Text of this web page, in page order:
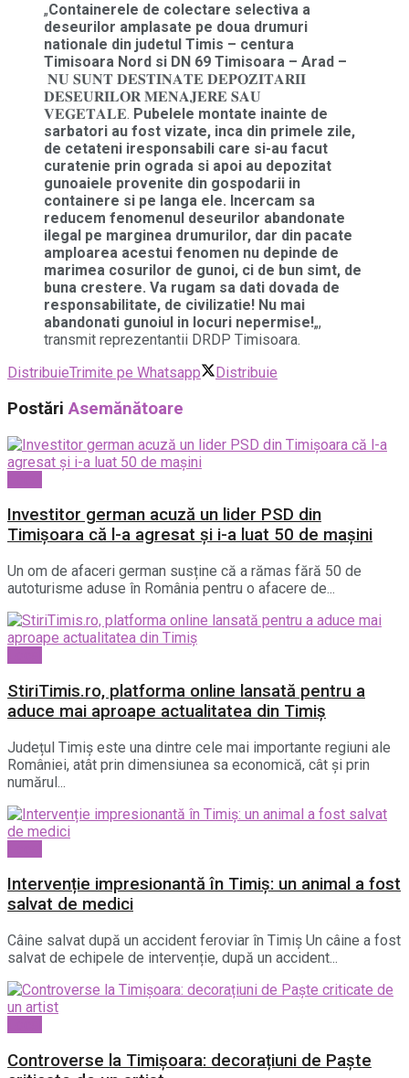
„Containerele de colectare selectiva a
deseurilor amplasate pe doua drumuri
nationale din judetul Timis – centura
Timisoara Nord si DN 69 Timisoara – Arad –
𝐍𝐔 𝐒𝐔𝐍𝐓 𝐃𝐄𝐒𝐓𝐈𝐍𝐀𝐓𝐄 𝐃𝐄𝐏𝐎𝐙𝐈𝐓𝐀𝐑𝐈𝐈
𝐃𝐄𝐒𝐄𝐔𝐑𝐈𝐋𝐎𝐑 𝐌𝐄𝐍𝐀𝐉𝐄𝐑𝐄 𝐒𝐀𝐔
𝐕𝐄𝐆𝐄𝐓𝐀𝐋𝐄. Pubelele montate inainte de
sarbatori au fost vizate, inca din primele zile,
de cetateni iresponsabili care si-au facut
curatenie prin ograda si apoi au depozitat
gunoaiele provenite din gospodarii in
containere si pe langa ele. Incercam sa
reducem fenomenul deseurilor abandonate
ilegal pe marginea drumurilor, dar din pacate
amploarea acestui fenomen nu depinde de
marimea cosurilor de gunoi, ci de bun simt, de
buna crestere. Va rugam sa dati dovada de
responsabilitate, de civilizatie! Nu mai
abandonati gunoiul in locuri nepermise!„,
transmit reprezentantii DRDP Timisoara.
DistribuieTrimite pe Whatsapp Distribuie
PostăriAsemănătoare
Investitor german acuză un lider PSD din
Timișoara că l-a agresat și i-a luat 50 de mașini
Un om de afaceri german susține că a rămas fără 50 de
autoturisme aduse în România pentru o afacere de...
StiriTimis.ro, platforma online lansată pentru a
aduce mai aproape actualitatea din Timiș
Județul Timiș este una dintre cele mai importante regiuni ale
României, atât prin dimensiunea sa economică, cât și prin
numărul...
Intervenție impresionantă în Timiș: un animal a fost
salvat de medici
Câine salvat după un accident feroviar în Timiș Un câine a fost
salvat de echipele de intervenție, după un accident...
Controverse la Timișoara: decorațiuni de Paște